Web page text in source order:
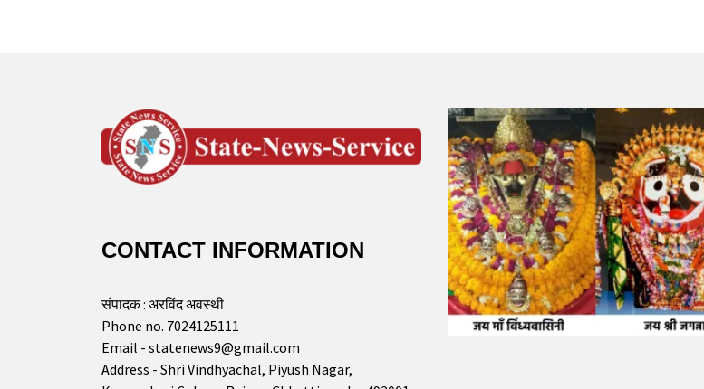
CONTACT INFORMATION
संपादक : अरविंद अवस्थी
Phone no. 7024125111
Email - statenews9@gmail.com
Address - Shri Vindhyachal, Piyush Nagar,